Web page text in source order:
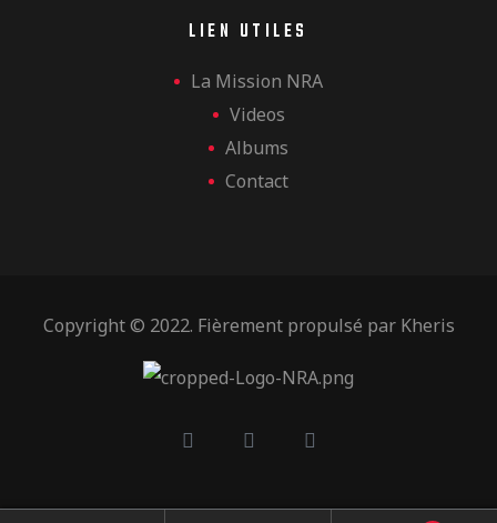
LIEN UTILES
La Mission NRA
Videos
Albums
Contact
Copyright © 2022. Fièrement propulsé par Kheris